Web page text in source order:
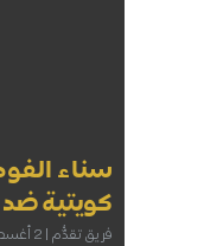
سناء
كويتية ضد
فريق تقدُّم 2 أغسطس، 2026